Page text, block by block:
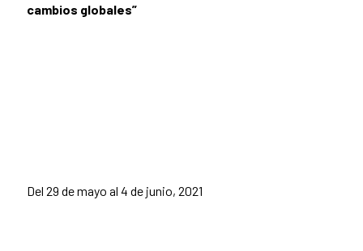
cambios globales”
Del 29 de mayo al 4 de junio, 2021